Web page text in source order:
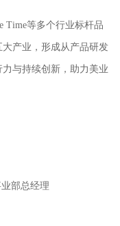
Time等多个行业标杆品
产业，形成从产品研发
与持续创新，助力美业
部总经理